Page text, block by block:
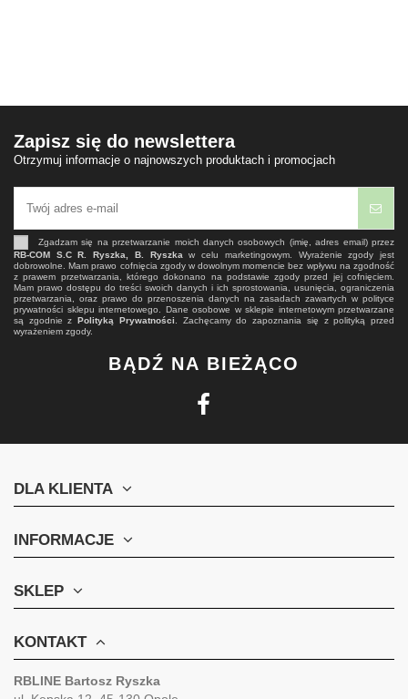
Zapisz się do newslettera
Otrzymuj informacje o najnowszych produktach i promocjach
Zgadzam się na przetwarzanie moich danych osobowych (imię, adres email) przez
RB-COM S.C R. Ryszka, B. Ryszka w celu marketingowym. Wyrażenie zgody jest
dobrowolne. Mam prawo cofnięcia zgody w dowolnym momencie bez wpływu na zgodność
z prawem przetwarzania, którego dokonano na podstawie zgody przed jej cofnięciem.
Mam prawo dostępu do treści swoich danych i ich sprostowania, usunięcia, ograniczenia
przetwarzania, oraz prawo do przenoszenia danych na zasadach zawartych w polityce
prywatności sklepu internetowego. Dane osobowe w sklepie internetowym przetwarzane
są zgodnie zPolityką Prywatności . Zachęcamy do zapoznania się z polityką przed
wyrażeniem zgody.
BĄDŹ NA BIEŻĄCO
DLA KLIENTA
INFORMACJE
SKLEP
KONTAKT
RBLINE Bartosz Ryszka